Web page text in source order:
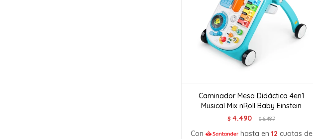
Caminador Mesa Didáctica 4en1
Musical Mix nRoll Baby Einstein
$ 4.490 $6.487
Con hasta en 12 cuotas de